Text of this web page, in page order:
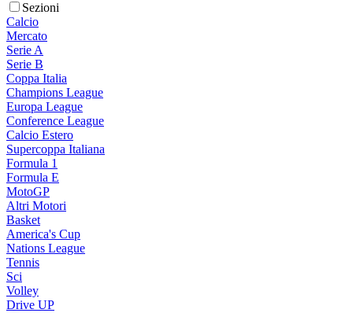
Sezioni
Calcio
Mercato
Serie A
Serie B
Coppa Italia
Champions League
Europa League
Conference League
Calcio Estero
Supercoppa Italiana
Formula 1
Formula E
MotoGP
Altri Motori
Basket
America's Cup
Nations League
Tennis
Sci
Volley
Drive UP